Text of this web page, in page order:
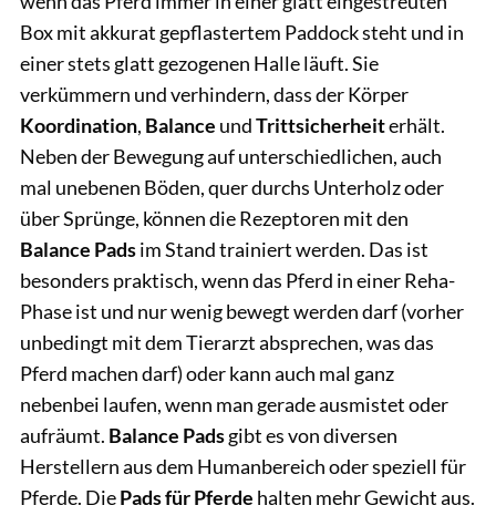
Box mit akkurat gepflastertem Paddock steht und in
einer stets glatt gezogenen Halle läuft. Sie
verkümmern und verhindern, dass der Körper
Koordination, Balance undTrittsicherheiterhält.
Neben der Bewegung auf unterschiedlichen, auch
mal unebenen Böden, quer durchs Unterholz oder
über Sprünge, können die Rezeptoren mit den
Balance Padsim Stand trainiert werden. Das ist
besonders praktisch, wenn das Pferd in einer Reha-
Phase ist und nur wenig bewegt werden darf (vorher
unbedingt mit dem Tierarzt absprechen, was das
Pferd machen darf) oder kann auch mal ganz
nebenbei laufen, wenn man gerade ausmistet oder
aufräumt. Balance Padsgibt es von diversen
Herstellern aus dem Humanbereich oder speziell für
Pferde. DiePads für Pferde halten mehr Gewicht aus.